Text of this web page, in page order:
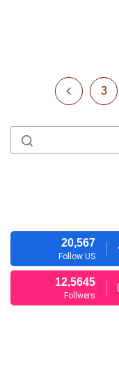
3
20,567
Follow US
12,5645
Follwers